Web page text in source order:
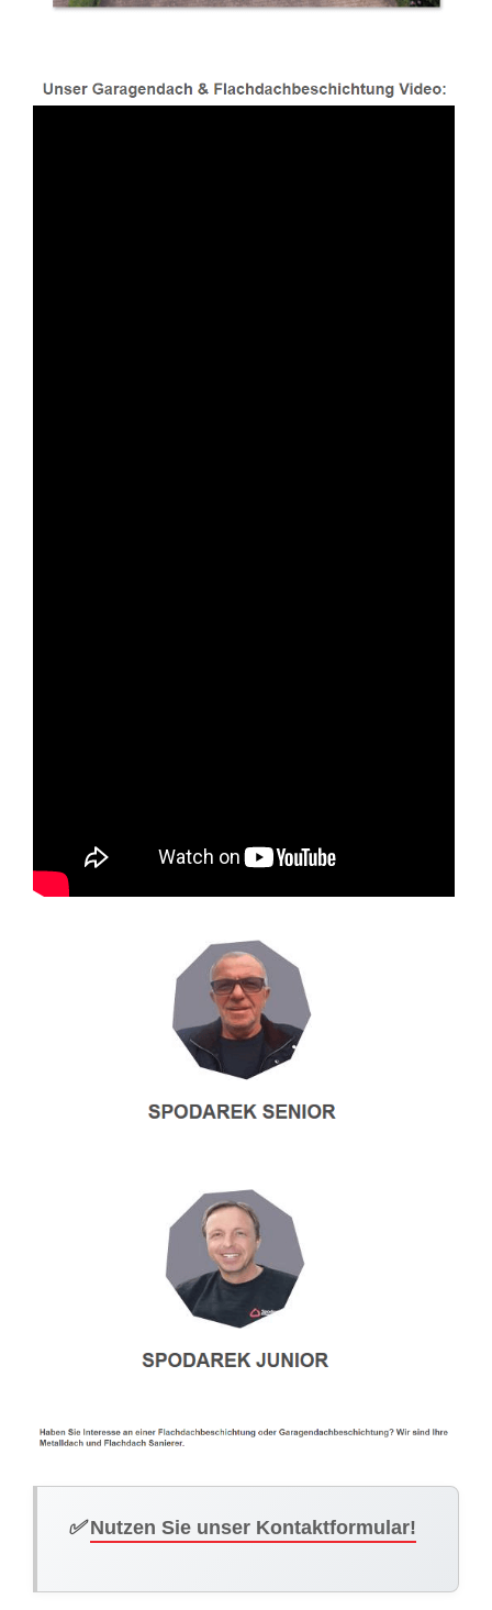
✅Nutzen Sie unser Kontaktformular!